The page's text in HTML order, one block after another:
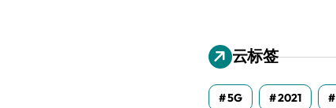
云标签
5G 2021